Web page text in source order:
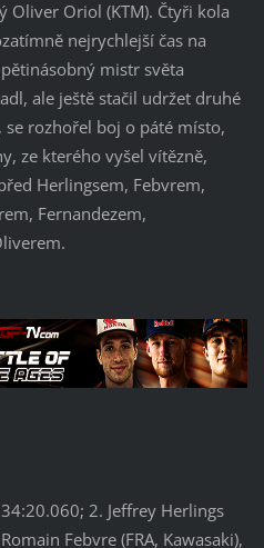
Oliver Oriol (KTM). Čtyři kola
nejrychlejší čas na
mistr světa
ale ještě stačil udržet druhé
rozhořel boj o páté místo,
ze kterého vyšel vítězně,
Herlingsem, Febvrem,
Fernandezem,
34:20.060; 2. Jeffrey Herlings
Febvre (FRA, Kawasaki),